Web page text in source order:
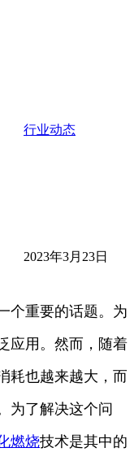
行业动态
2023年3月23日
个重要的话题。为
应用。然而，随着
耗也越来越大，而
为了解决这个问
燃烧技术是其中的